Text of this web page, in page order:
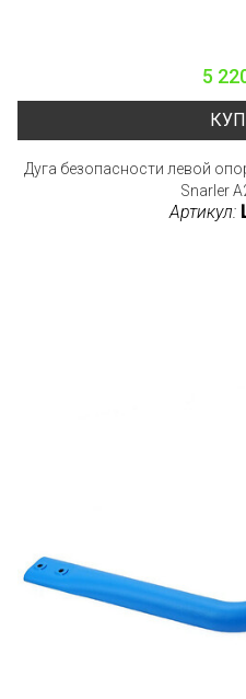
5
Дуга безопасности левой
Snarler
Артикул: